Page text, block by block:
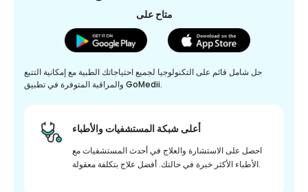
متاح على
حل شامل قائم على التكنولوجيا لجميع احتياجاتك الطبية مع إمكانية التتبع
والمراقبة المتوفرة في تطبيق GoMedii.
أعلى شبكة المستشفيات والأطباء
احصل على الاستشارة والعلاج في أحدث المستشفيات مع
الأطباء الأكثر خبرة في حالتك. أفضل علاج بتكلفة معقولة.